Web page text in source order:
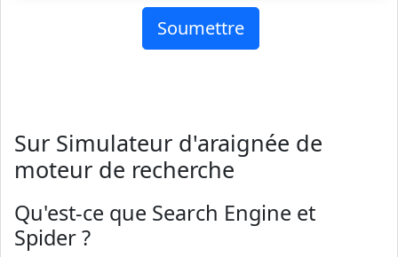
Sur Simulateur d'araignée de
moteur de recherche
Qu'est-ce que Search Engine et
Spider ?